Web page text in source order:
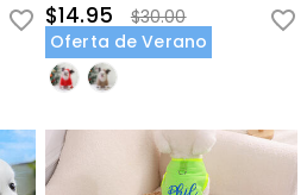
$14.95
$30.00
Oferta de Verano